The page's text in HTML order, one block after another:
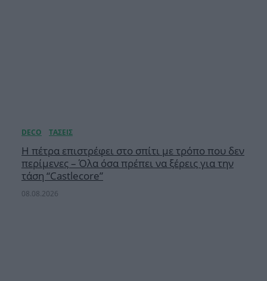
Η πέτρα επιστρέφει στο σπίτι με τρόπο που δεν
περίμενες – Όλα όσα πρέπει να ξέρεις για την
τάση “Castlecore”
08.08.2026